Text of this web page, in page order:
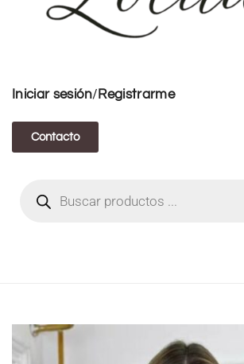
Iniciar sesión/ Registrarme
Contacto
FIANZA TIKTOK